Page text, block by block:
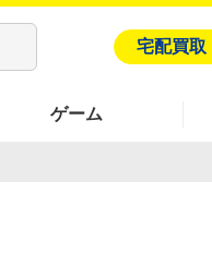
宅配買取
ゲーム